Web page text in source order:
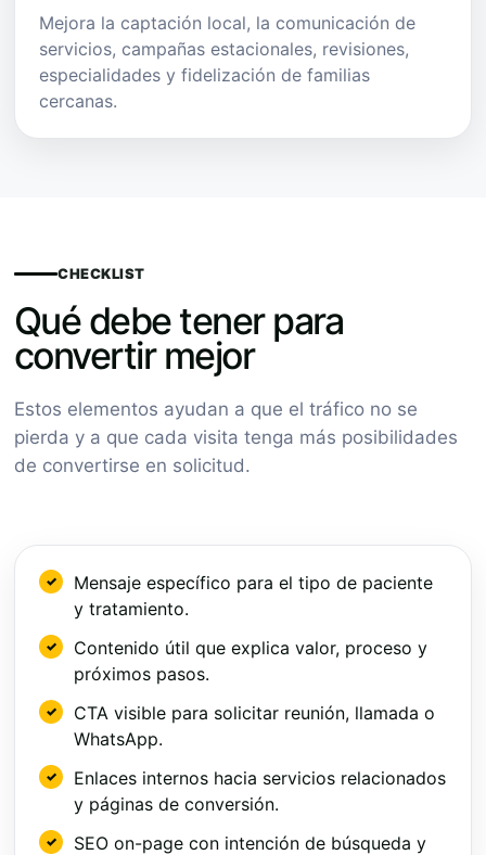
Mejora la captación local, la comunicación de
servicios, campañas estacionales, revisiones,
especialidades y fidelización de familias
cercanas.
CHECKLIST
Qué debe tener para
convertir mejor
Estos elementos ayudan a que el tráfico no se
pierda y a que cada visita tenga más posibilidades
de convertirse en solicitud.
Mensaje específico para el tipo de paciente
y tratamiento.
Contenido útil que explica valor, proceso y
próximos pasos.
CTA visible para solicitar reunión, llamada o
WhatsApp.
Enlaces internos hacia servicios relacionados
y páginas de conversión.
SEO on-page con intención de búsqueda y